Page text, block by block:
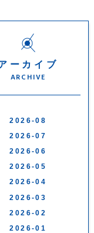
ーカイブ
ARCHIVE
2026-08
2026-07
2026-06
2026-05
2026-04
2026-03
2026-02
2026-01